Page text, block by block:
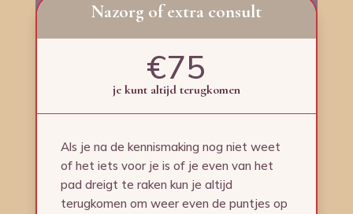
Nazorg of extra consult
€75
je kunt altijd terugkomen
Als je na de kennismaking nog niet weet
of het iets voor je is of je even van het
pad dreigt te raken kun je altijd
terugkomen om weer even de puntjes op